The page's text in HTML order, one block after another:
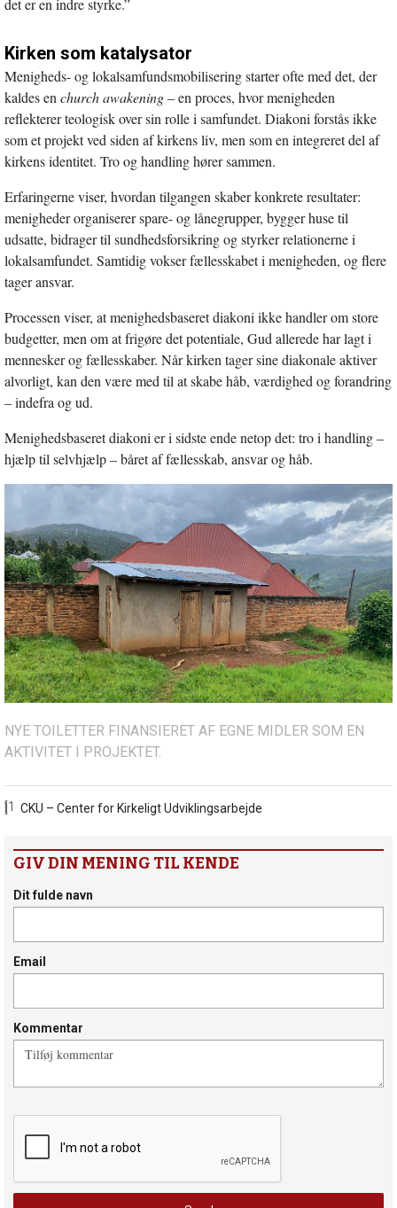
det er en indre styrke.”
Kirken som katalysator
Menigheds- og lokalsamfundsmobilisering starter ofte med det, der
kaldes en church awakening– en proces, hvor menigheden
reflekterer teologisk over sin rolle i samfundet. Diakoni forstås ikke
som et projekt ved siden af kirkens liv, men som en integreret del af
kirkens identitet. Tro og handling hører sammen.
Erfaringerne viser, hvordan tilgangen skaber konkrete resultater:
menigheder organiserer spare- og lånegrupper, bygger huse til
udsatte, bidrager til sundhedsforsikring og styrker relationerne i
lokalsamfundet. Samtidig vokser fællesskabet i menigheden, og flere
tager ansvar.
Processen viser, at menighedsbaseret diakoni ikke handler om store
budgetter, men om at frigøre det potentiale, Gud allerede har lagt i
mennesker og fællesskaber. Når kirken tager sine diakonale aktiver
alvorligt, kan den være med til at skabe håb, værdighed og forandring
– indefra og ud.
Menighedsbaseret diakoni er i sidste ende netop det: tro i handling –
hjælp til selvhjælp – båret af fællesskab, ansvar og håb.
NYE TOILETTER FINANSIERET AF EGNE MIDLER SOM EN
AKTIVITET I PROJEKTET.
[1] CKU – Center for Kirkeligt Udviklingsarbejde
GIV DIN MENING TIL KENDE
Dit fulde navn
Email
Kommentar